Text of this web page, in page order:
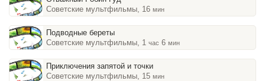
Советские мультфильмы, 16мин
Подводные береты
Советские мультфильмы, 1час 6мин
Приключения запятой и точки
Советские мультфильмы, 15мин